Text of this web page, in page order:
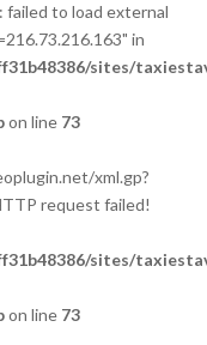
failed to load external
in
sites/
on line 73
xml.gp?
request failed!
sites/
on line 73